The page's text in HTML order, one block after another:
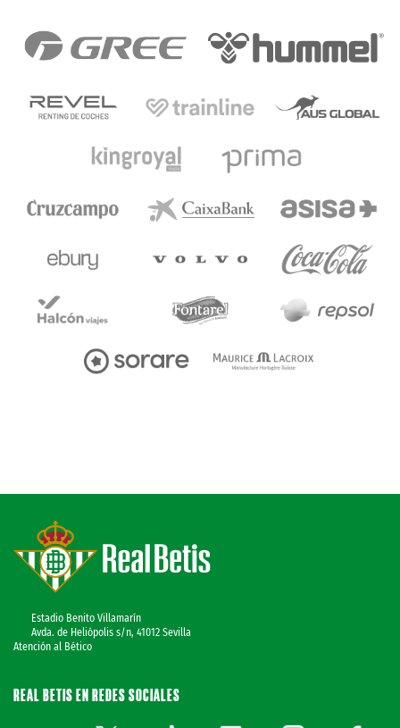
Estadio Benito Villamarín
Avda. de Heliópolis s/n, 41012 Sevilla
Atención al Bético
REAL BETIS EN REDES SOCIALES